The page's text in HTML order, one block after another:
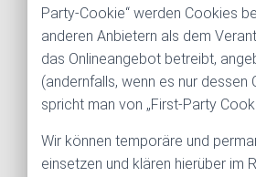
Party-Cookie“ werden Cookies
anderen Anbietern als dem
das Onlineangebot betreibt,
(andernfalls, wenn es nur dessen
spricht man von „First-Party
Wir können temporäre und
einsetzen und klären hierüber im